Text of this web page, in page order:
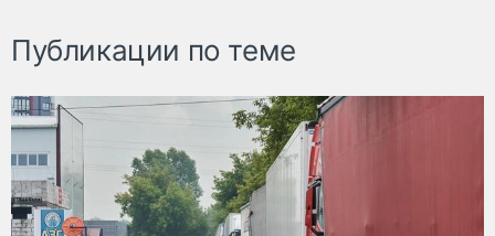
Публикации по теме